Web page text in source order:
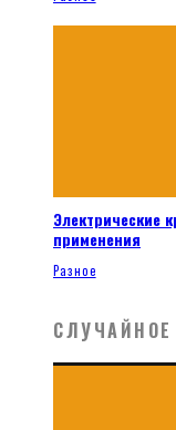
Электрические
применения
Разное
СЛУЧАЙНОЕ